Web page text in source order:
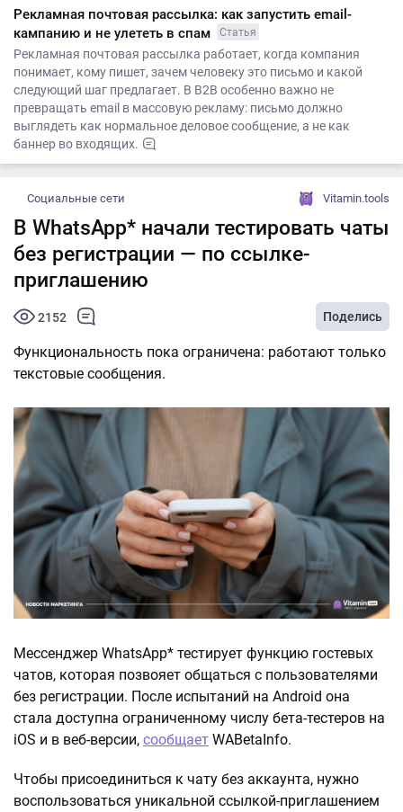
Рекламная почтовая рассылка: как запустить email-
кампанию и не улететь в спам
Статья
Рекламная почтовая рассылка работает, когда компания
понимает, кому пишет, зачем человеку это письмо и какой
следующий шаг предлагает. В B2B особенно важно не
превращать email в массовую рекламу: письмо должно
выглядеть как нормальное деловое сообщение, а не как
баннер во входящих.
Социальные сети Vitamin.tools
В WhatsApp* начали тестировать чаты
без регистрации — по ссылке-
приглашению
2152 Поделись
Функциональность пока ограничена: работают только
текстовые сообщения.
Мессенджер WhatsApp* тестирует функцию гостевых
чатов, которая позвояет общаться с пользователями
без регистрации. После испытаний на Android она
стала доступна ограниченному числу бета-тестеров на
iOS и в веб-версии, сообщает WABetaInfo.
Чтобы присоединиться к чату без аккаунта, нужно
воспользоваться уникальной ссылкой-приглашением